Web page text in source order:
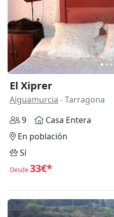
Anterior
El Xiprer
Aiguamurcia - Tarragona
9
Casa Entera
En población
Sí
Desde33€*